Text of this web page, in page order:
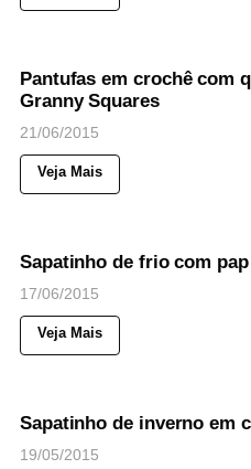
Pantufas em crochê com
Granny Squares
21/06/2015
Veja Mais
Sapatinho de frio com
17/06/2015
Veja Mais
Sapatinho de inverno em
19/05/2015